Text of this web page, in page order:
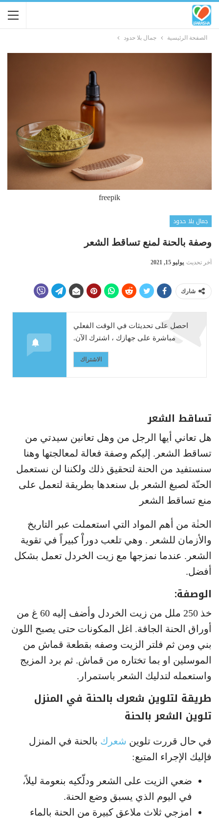
الصفحة الرئيسية جمال بلا حدود
freepik
جمال بلا حدود
وصفة بالحنة لمنع تساقط الشعر
آخر تحديث يوليو 15, 2021
شارك
احصل على تحديثات في الوقت الفعلي
مباشرة على جهازك ، اشترك الآن.
الاشتراك
تساقط الشعر
هل تعاني أيها الرجل من وهل تعانين سيدتي من
تساقط الشعر. إليكم وصفة فعالة لمعالجتها وهنا
سنستفيد من الحنة لتحقيق ذلك ولكننا لن نستعمل
الحنّة لصبغ الشعر بل سنعدها بطريقة لتعمل على
منع تساقط الشعر
الحنٰة من أهم المواد التي استعملت عبر التاريخ
والأزمان للشعر . وهي تلعب دوراْ كبيراً في تقوية
الشعر. عندما نمزجها مع زيت الخردل تعمل بشكل
أفضل.
الوصفة:
خذ 250 ملل من زيت الخردل وأضف إليه 60 غ من
أوراق الحنة الجافة. اغل المكونات حتى يصبح اللون
بني ومن ثم فلتر الزيت وصفه بقطعة قماش من
الموسلين او بما تختاره من قماش. ثم برد المزيج
واستعمله لتدليك الشعر باستمرار.
طريقة لتلوين شعرك بالحنة في المنزل
تلوين الشعر بالحنة
في حال قررت تلوين شعرك بالحنة في المنزل
فإليك الإجراء المتبع:
ضعي الزيت على الشعر ودلّكيه بنعومة ليلاً،
في اليوم الذي يسبق وضع الحنة.
امزجي ثلاث ملاعق كبيرة من الحنة بالماء